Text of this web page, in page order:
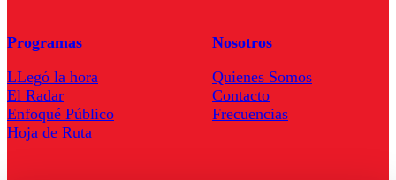
Programas
LLegó la hora
El Radar
Enfoqué Público
Hoja de Ruta
Nosotros
Quienes Somos
Contacto
Frecuencias